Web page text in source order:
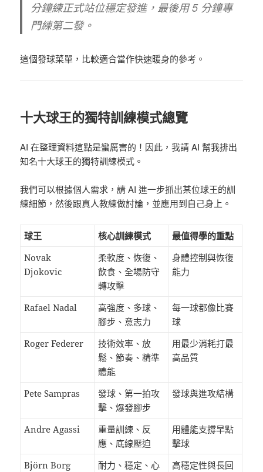
分鐘練正式站位穩定發進，最後用 5 分鐘專
門練第二發。
這個發球菜單，比較適合當作快速暖身的參考。
十大球王的獨特訓練模式總覽
AI 在整理資料這點是蠻厲害的！ 因此，我請 AI 幫我排出
知名十大球王的獨特訓練模式。
我們可以根據個人需求，請 AI 進一步抓出某位球王的訓
練細節，然後跟真人教練做討論，並應用到自己身上。
球王 核心訓練模式
最值得學的重點
Novak
Djokovic
柔軟度、恢復、
飲食、全場防守
轉攻擊
身體控制與恢復
能力
Rafael Nadal
高強度、多球、
腳步、意志力
每一球都像比賽
球
Roger Federer
技術效率、放
鬆、節奏、精準
體能
用最少消耗打最
高品質
Pete Sampras
發球、第一拍攻
擊、爆發腳步
發球與進攻結構
Andre Agassi
重量訓練、反
應、底線壓迫
用體能支撐早點
擊球
Björn Borg
耐力、穩定、心
高穩定性與長回